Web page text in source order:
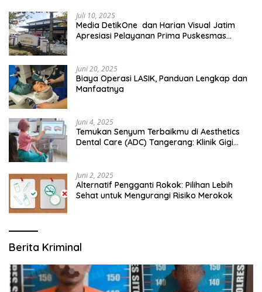
Juli 10, 2025
Media DetikOne dan Harian Visual Jatim
Apresiasi Pelayanan Prima Puskesmas
Juni 20, 2025
Biaya Operasi LASIK, Panduan Lengkap dan
Manfaatnya
Juni 4, 2025
Temukan Senyum Terbaikmu di Aesthetics
Dental Care (ADC) Tangerang: Klinik Gigi
Juni 2, 2025
Alternatif Pengganti Rokok: Pilihan Lebih
Sehat untuk Mengurangi Risiko Merokok
Berita Kriminal